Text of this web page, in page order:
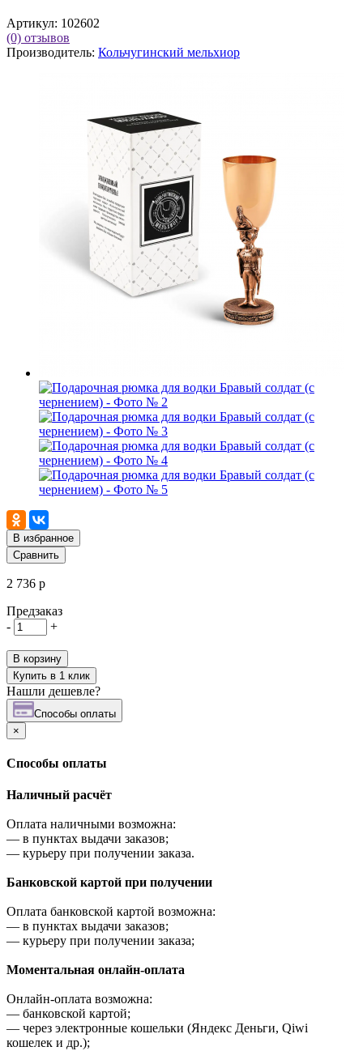
Артикул: 102602
(0) отзывов
Производитель: Кольчугинский мельхиор
В избранное
Сравнить
2 736 р
Предзаказ
-
+
В корзину
Купить в 1 клик
Нашли дешевле?
Cпособы оплаты
×
Cпособы оплаты
Наличный расчёт
Оплата наличными возможна:
— в пунктах выдачи заказов;
— курьеру при получении заказа.
Банковской картой при получении
Оплата банковской картой возможна:
— в пунктах выдачи заказов;
— курьеру при получении заказа;
Моментальная онлайн-оплата
Онлайн-оплата возможна:
— банковской картой;
— через электронные кошельки (Яндекс Деньги, Qiwi
кошелек и др.);